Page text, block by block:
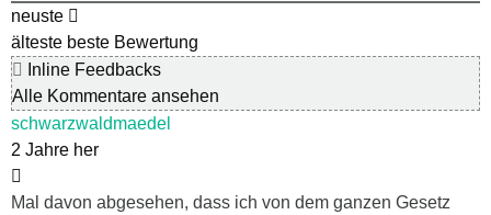
neuste
älteste beste Bewertung
Inline Feedbacks
Alle Kommentare ansehen
schwarzwaldmaedel
2 Jahre her
Mal davon abgesehen, dass ich von dem ganzen Gesetz